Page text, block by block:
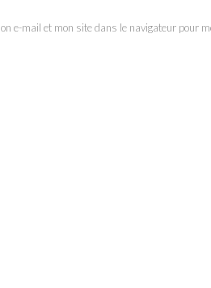
e-mail et mon site dans le navigateur pour